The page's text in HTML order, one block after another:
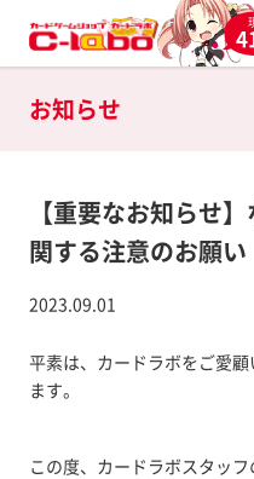
お知らせ
【重要なお知らせ
関する注意のお願い
2023.09.01
平素は、カードラボをご愛
ます。
この度、カードラボスタッ